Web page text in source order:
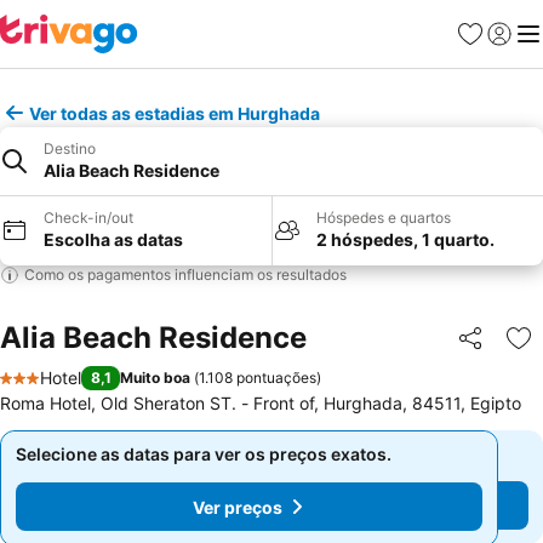
Favoritos
Iniciar
Ver todas as estadias em Hurghada
Destino
Alia Beach Residence
Check-in/out
Escolha as datas
Hóspedes e quartos
2 hóspedes, 1 quarto.
Como os pagamentos influenciam os resultados
Alia Beach Residence Partilhar
3 Estrelas
Hotel 8,1 Muito boa (1.108 pontuações)
Roma Hotel, Old Sheraton ST. - Front of, Hurghada, 84511, Egipto
Selecione as datas para ver os preços exatos.
Ver preços
Selecione as datas para ver os preços exatos.
Ver preços